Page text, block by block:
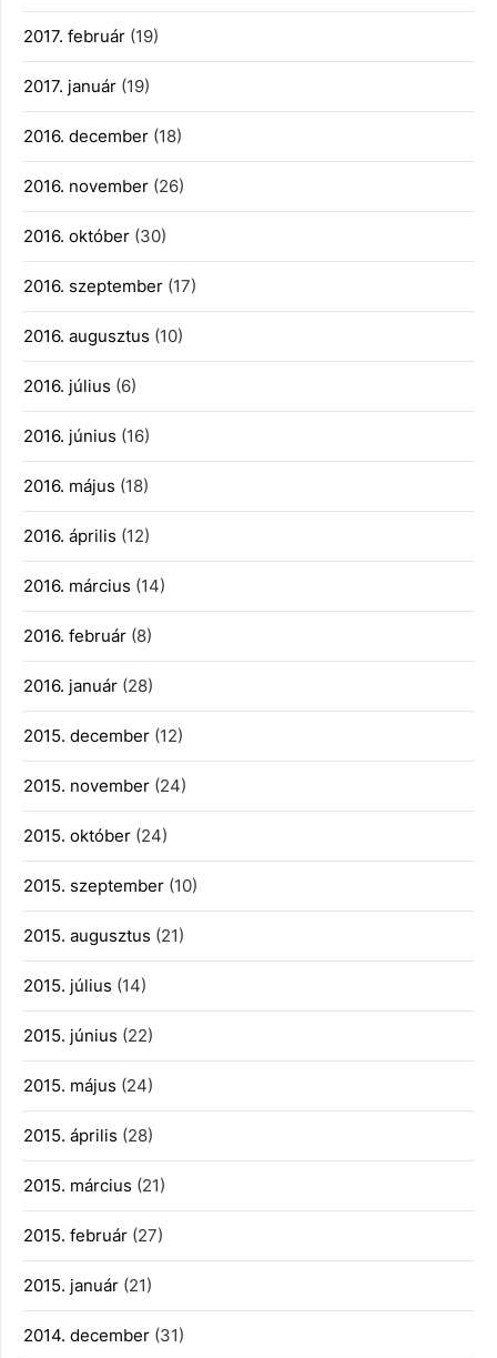
2017. február (19)
2017. január (19)
2016. december (18)
2016. november (26)
2016. október (30)
2016. szeptember (17)
2016. augusztus (10)
2016. július (6)
2016. június (16)
2016. május (18)
2016. április (12)
2016. március (14)
2016. február (8)
2016. január (28)
2015. december (12)
2015. november (24)
2015. október (24)
2015. szeptember (10)
2015. augusztus (21)
2015. július (14)
2015. június (22)
2015. május (24)
2015. április (28)
2015. március (21)
2015. február (27)
2015. január (21)
2014. december (31)